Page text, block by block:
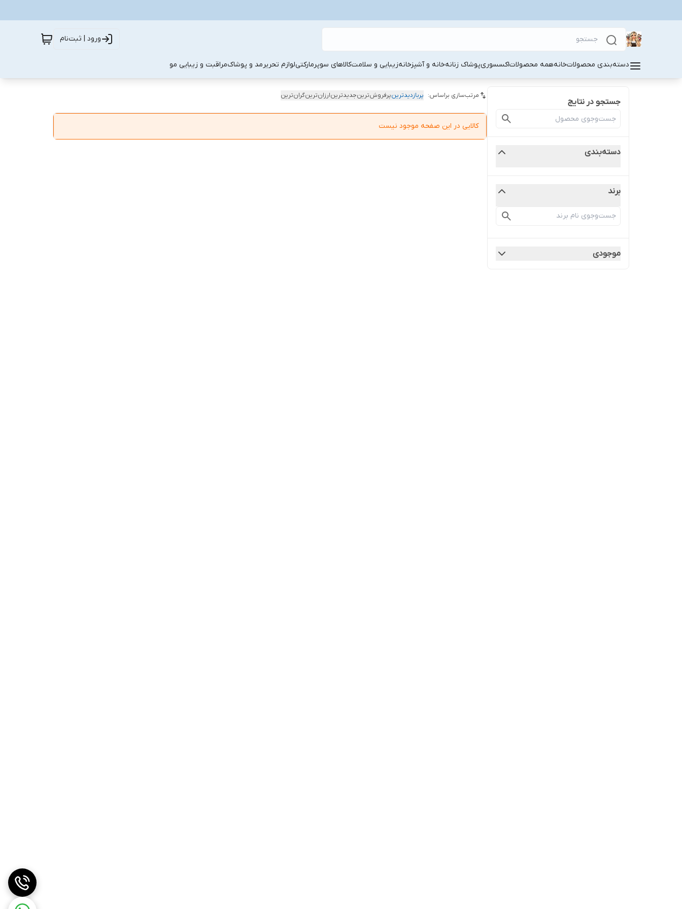
ورود | ثبت‌نام
دسته‌بندی محصولاتخانههمه محصولاتاکسسوریپوشاک زنانهخانه و آشپزخانهزیبایی و سلامتکالاهای سوپرمارکتیلوازم تحریرمد و پوشاکمراقبت و زیبایی مو
جستجو در نتایج
دسته‌بندی
برند
موجودی
مرتب‌سازی براساس: پربازدیدترینپرفروش‌ترینجدیدترینارزان‌ترینگران‌ترین
کالایی در این صفحه موجود نیست